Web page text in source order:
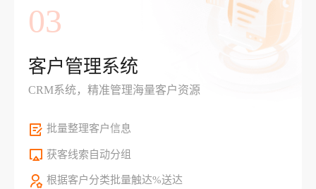
03
客户管理系统
CRM系统，精准管理海量客户资源
批量整理客户信息
获客线索自动分组
根据客户分类批量触达%送达